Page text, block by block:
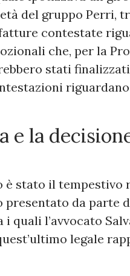
del gruppo Perri,
fatture contestate
che, per la
stati
e la
stato il tempestivo
presentato da parte
l’avvocato
legale